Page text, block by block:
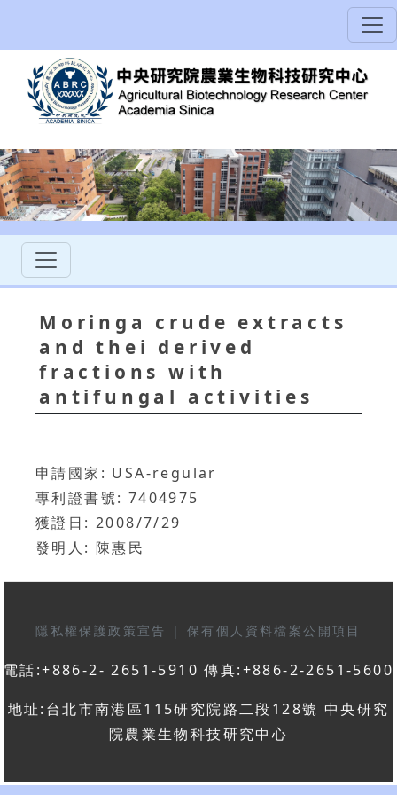
Moringa crude extracts
and thei derived
fractions with
antifungal activities
申請國家: USA-regular
專利證書號: 7404975
獲證日: 2008/7/29
發明人: 陳惠民
隱私權保護政策宣告 | 保有個人資料檔案公開項目
電話:+886-2- 2651-5910 傳真:+886-2-2651-5600
地址:台北市南港區115研究院路二段128號 中央研究
院農業生物科技研究中心